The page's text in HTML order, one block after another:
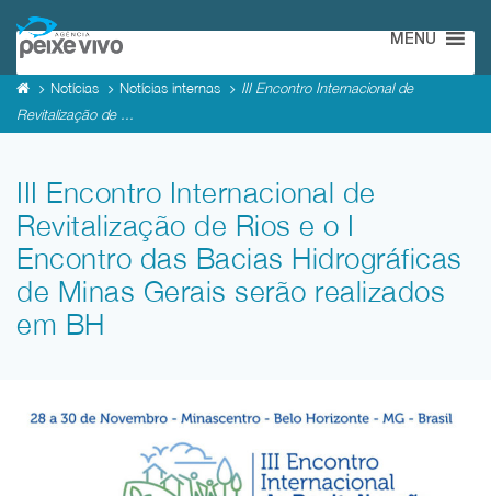
MENU
Notícias Notícias internas
III Encontro Internacional de
Revitalização de ...
III Encontro Internacional de
Revitalização de Rios e o I
Encontro das Bacias Hidrográficas
de Minas Gerais serão realizados
em BH